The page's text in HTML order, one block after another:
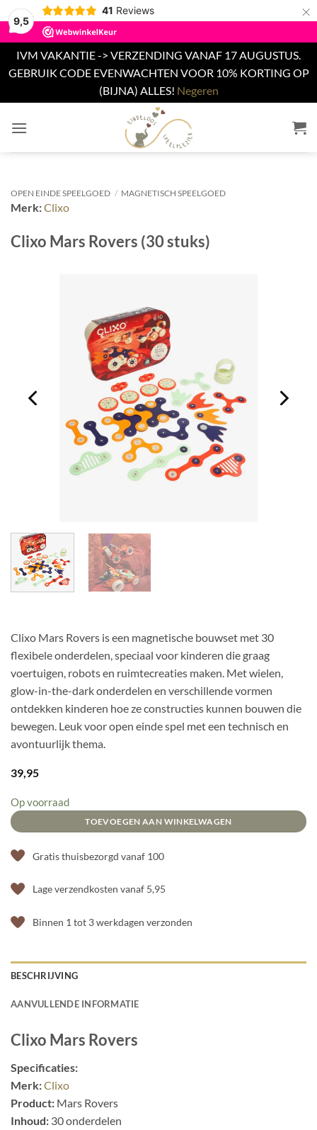
9,5
41 Reviews ×
IVM VAKANTIE -> VERZENDING VANAF 17 AUGUSTUS.
GEBRUIK CODE EVENWACHTEN VOOR 10% KORTING OP
(BIJNA) ALLES! Negeren
naar
OPEN EINDE SPEELGOED / MAGNETISCH SPEELGOED
Merk:Clixo
Clixo Mars Rovers (30 stuks)
Clixo Mars Rovers is een magnetische bouwset met 30
flexibele onderdelen, speciaal voor kinderen die graag
voertuigen, robots en ruimtecreaties maken. Met wielen,
glow-in-the-dark onderdelen en verschillende vormen
ontdekken kinderen hoe ze constructies kunnen bouwen die
bewegen. Leuk voor open einde spel met een technisch en
avontuurlijk thema.
39,95
Op voorraad
TOEVOEGEN AAN WINKELWAGEN
Gratis thuisbezorgd vanaf 100
Lage verzendkosten vanaf 5,95
Binnen 1 tot 3 werkdagen verzonden
BESCHRIJVING
AANVULLENDE INFORMATIE
Clixo Mars Rovers
Specificaties:
Merk:Clixo
Product: Mars Rovers
Inhoud: 30 onderdelen